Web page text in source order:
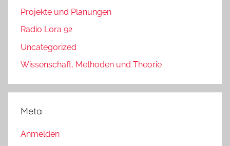
Projekte und Planungen
Radio Lora 92
Uncategorized
Wissenschaft, Methoden und Theorie
Meta
Anmelden